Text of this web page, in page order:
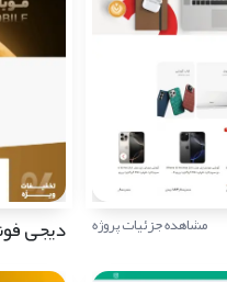
مشاهده جزئیات پروژه دیجی